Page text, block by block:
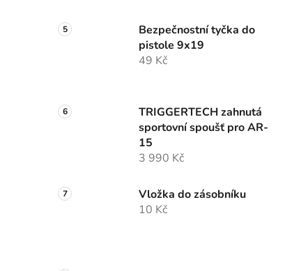
Bezpečnostní tyčka do
pistole 9x19
49 Kč
TRIGGERTECH zahnutá
sportovní spoušť pro AR-
15
3 990 Kč
Vložka do zásobníku
10 Kč